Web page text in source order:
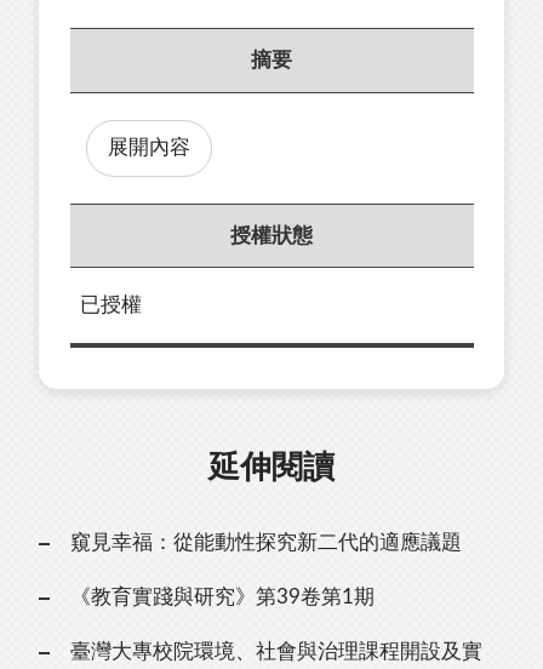
摘要
展開內容
授權狀態
已授權
延伸閱讀
窺見幸福：從能動性探究新二代的適應議題
《教育實踐與研究》第39卷第1期
臺灣大專校院環境、社會與治理課程開設及實